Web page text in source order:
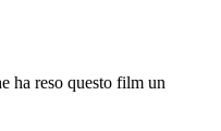
ha reso questo film un